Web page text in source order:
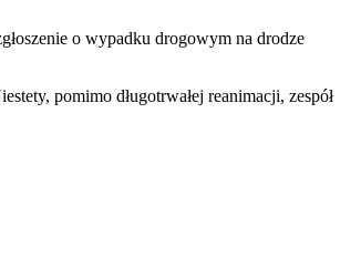
o wypadku drogowym na drodze
pomimo długotrwałej reanimacji, zespół